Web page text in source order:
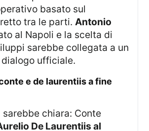
basato sul
tra le parti.Antonio
al Napoli e la scelta di
sarebbe collegata a un
ufficiale.
sarebbe chiara: Conte
De Laurentiis al